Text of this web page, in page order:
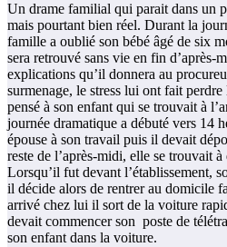
Un drame familial qui parait dans un
mais pourtant bien réel. Durant la
famille a oublié son bébé âgé de six
sera retrouvé sans vie en fin d’après-
explications qu’il donnera au
surmenage, le stress lui ont fait
pensé à son enfant qui se trouvait à
journée dramatique a débuté vers 14
épouse à son travail puis il devait
reste de l’après-midi, elle se trouvait
Lorsqu’il fut devant l’établissement,
il décide alors de rentrer au domicile
arrivé chez lui il sort de la voiture
devait commencer son poste de
son enfant dans la voiture.